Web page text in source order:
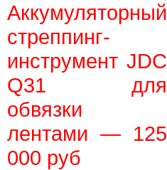
Аккумуляторный
стреппинг-
инструмент JDC
Q31 для
обвязки
лентами — 125
000 руб